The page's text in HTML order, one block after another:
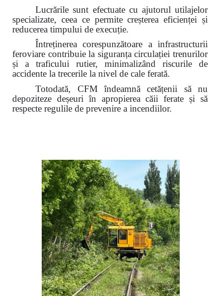
Lucrările sunt efectuate cu ajutorul utilajelor
specializate, ceea ce permite creșterea eficienței și
reducerea timpului de execuție.
Întreținerea corespunzătoare a infrastructurii
feroviare contribuie la siguranța circulației trenurilor
și a traficului rutier, minimalizând riscurile de
accidente la trecerile la nivel de cale ferată.
Totodată, CFM îndeamnă cetățenii să nu
depoziteze deșeuri în apropierea căii ferate și să
respecte regulile de prevenire a incendiilor.